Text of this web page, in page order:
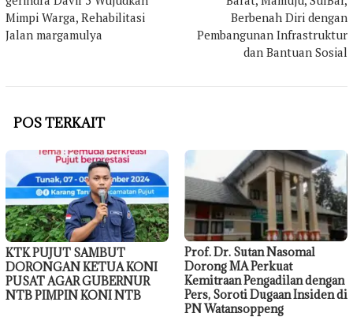
Mimpi Warga, Rehabilitasi
Jalan margamulya
Berbenah Diri dengan
Pembangunan Infrastruktur
dan Bantuan Sosial
POS TERKAIT
KTK PUJUT SAMBUT
DORONGAN KETUA KONI
PUSAT AGAR GUBERNUR
NTB PIMPIN KONI NTB
Prof. Dr. Sutan Nasomal
Dorong MA Perkuat
Kemitraan Pengadilan dengan
Pers, Soroti Dugaan Insiden di
PN Watansoppeng